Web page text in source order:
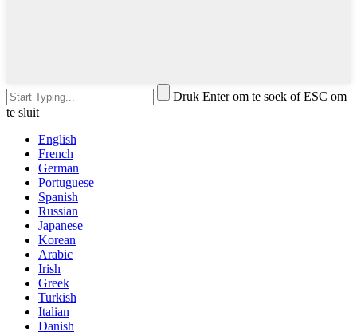
Druk Enter om te soek of ESC om
te sluit
English
French
German
Portuguese
Spanish
Russian
Japanese
Korean
Arabic
Irish
Greek
Turkish
Italian
Danish